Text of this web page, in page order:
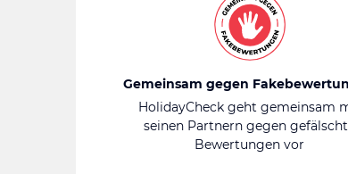
Gemeinsam gegen
HolidayCheck geht gemeinsam
seinen Partnern gegen
Bewertungen vor